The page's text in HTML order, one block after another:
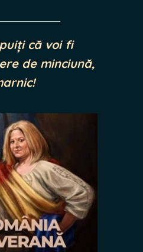
că voi fi
de minciună,